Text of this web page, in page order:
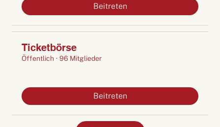
Beitreten
Ticketbörse
Öffentlich · 96 Mitglieder
Beitreten